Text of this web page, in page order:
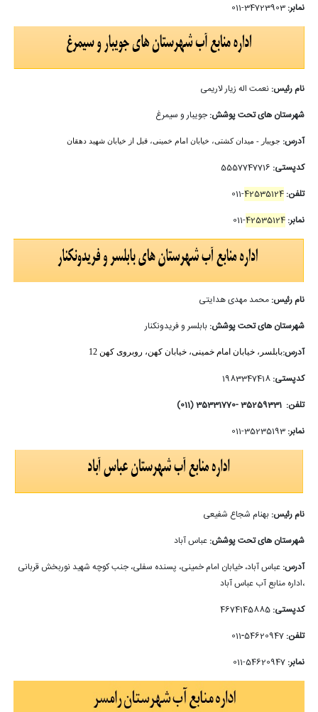
نمابر:34723903-011
نام رئیس: نعمت اله زیار لاریمی
شهرستان های تحت پوشش:جویبار و سیمرغ
آدرس: جویبار - میدان کشتی، خیابان امام خمینی، قبل از خیابان شهید دهقان
کدپستی:
تلفن:42535124
-011
نمابر:42535124
-011
نام رئیس:محمد مهدی هدایتی
شهرستان های تحت پوشش:بابلسر و فریدونکنار
آدرس:بابلسر، خیابان امام خمینی، خیابان کهن، روبروی کهن 12
کدپستی: 1983347418
تلفن: 35259331 -35331770 (011)
نمابر:35235193-011
نام رئیس:بهنام شجاع شفیعی
شهرستان های تحت پوشش:عباس آباد
آدرس:عباس آباد، خیابان امام خمینی، پسنده سفلی، جنب کوچه شهید نوربخش قربانی
،اداره منابع آب عباس آباد
کدپستی: 4674145885
تلفن:54620947
-
011
نمابر:54620947-011